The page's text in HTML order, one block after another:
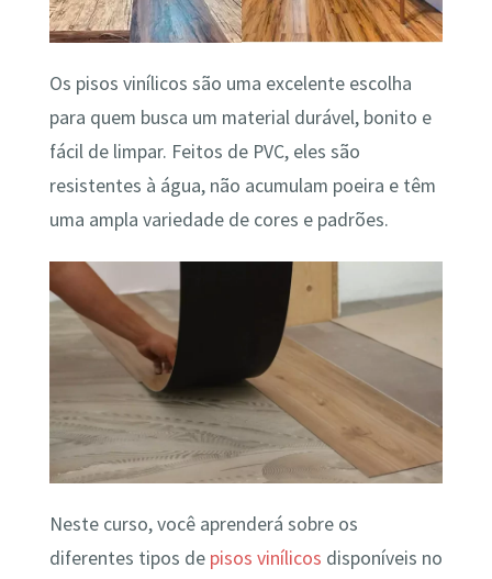
Os pisos vinílicos são uma excelente escolha
para quem busca um material durável, bonito e
fácil de limpar. Feitos de PVC, eles são
resistentes à água, não acumulam poeira e têm
uma ampla variedade de cores e padrões.
Neste curso, você aprenderá sobre os
diferentes tipos de pisos vinílicos disponíveis no